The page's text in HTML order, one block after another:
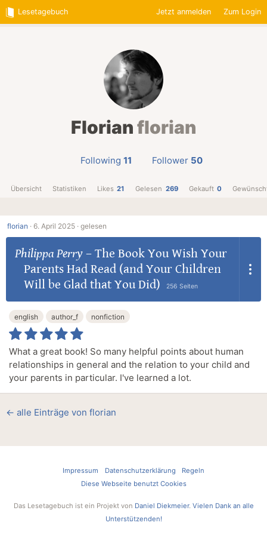
Lesetagebuch Jetzt anmelden Zum Login
Florianflorian
Following 11 Follower 50
Übersicht Statistiken Likes 21 Gelesen 269 Gekauft 0
florian · 6. April 2025 · gelesen
Philippa Perry– The Book You Wish Your
Parents Had Read (and Your Children
Will be Glad that You Did)
256 Seiten
english author_f nonfiction
What a great book! So many helpful points about human
relationships in general and the relation to your child and
your parents in particular. I've learned a lot.
← alle Einträge von florian
Impressum Datenschutzerklärung
Regeln
Diese Webseite benutzt Cookies
Das Lesetagebuch ist ein Projekt von Daniel Diekmeier. Vielen Dank an alle
Unterstützenden!